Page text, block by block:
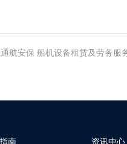
航安保 船机设备租赁及劳务服
南 资讯中心